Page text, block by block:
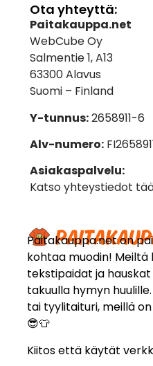
Paitakauppa.net on
kohtaa muodin!
tekstipaidat ja
takuulla hymyn
tai tyylitaituri, meillä
😎👕
Kiitos että käytät
Ota yhteyttä:
Paitakauppa.net
WebCube Oy
Salmentie 1, A13
63300 Alavus
Suomi – Finland
Y-tunnus:2658911-6
Alv-numero:
Asiakaspalvelu:
Katso yhteystiedot